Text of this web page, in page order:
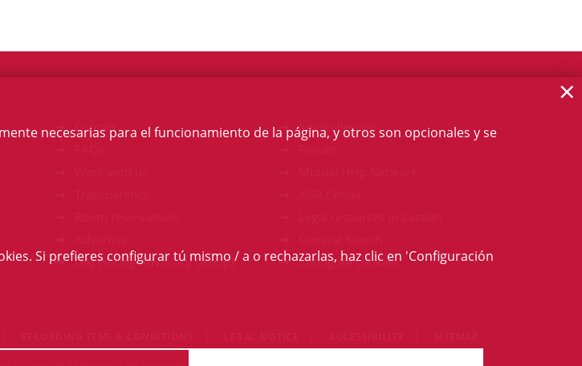
Contact
GAJ (Young Advocacy Group)
Intercollegiate
Configure cookies
necesarias para el funcionamiento de la página, y otros son opcionales y se
Si prefieres configurar tú mismo / a o rechazarlas, haz clic en 'Configuración
×